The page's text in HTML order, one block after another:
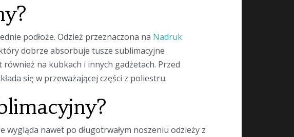
podłoże. Odzież przeznaczona na Nadruk
dobrze absorbuje tusze sublimacyjne
na kubkach i innych gadżetach. Przed
się w przeważającej części z poliestru.
nawet po długotrwałym noszeniu odzieży z